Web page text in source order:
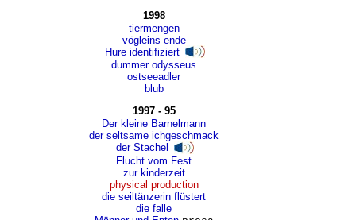
1998
tiermengen
vögleins ende
Hure identifiziert
dummer odysseus
ostseeadler
blub
1997 - 95
Der kleine Barnelmann
der seltsame ichgeschmack
der Stachel
Flucht vom Fest
zur kinderzeit
physical production
die seiltänzerin flüstert
die falle